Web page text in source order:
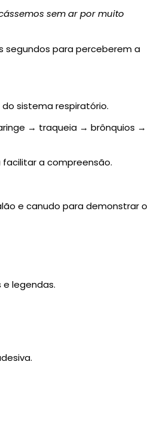
sem ar por muito
segundos para perceberem a
sistema respiratório.
→ traqueia → brônquios →
facilitar a compreensão.
e canudo para demonstrar o
legendas.